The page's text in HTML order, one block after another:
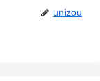
unizou